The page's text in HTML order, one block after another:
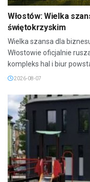
Włostów: Wielka
świętokrzyskim
Wielka szansa dla
Włostowie oficjalnie
kompleks hal i biur
2026-08-07